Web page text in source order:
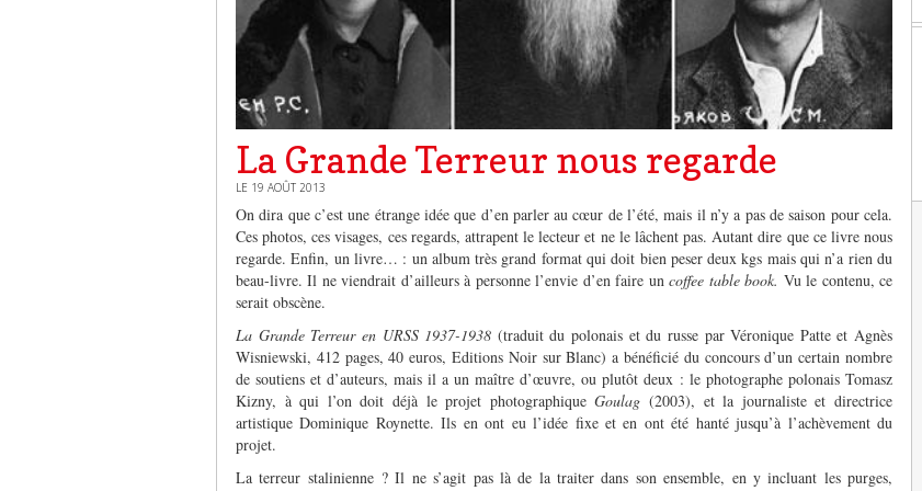
La Grande Terreur nous regarde
LE 19 AOÛT 2013
On dira que c’est une étrange idée que d’en parler au cœur de l’été, mais il n’y a pas de saison pour cela.
Ces photos, ces visages, ces regards, attrapent le lecteur et ne le lâchent pas. Autant dire que ce livre nous
regarde. Enfin, un livre… : un album très grand format qui doit bien peser deux kgs mais qui n’a rien du
beau-livre. Il ne viendrait d’ailleurs à personne l’envie d’en faire uncoffee table book. Vu le contenu, ce
serait obscène.
La Grande Terreur en URSS 1937-1938 (traduit du polonais et du russe par Véronique Patte et Agnès
Wisniewski, 412 pages, 40 euros, Editions Noir sur Blanc) a bénéficié du concours d’un certain nombre
de soutiens et d’auteurs, mais il a un maître d’œuvre, ou plutôt deux : le photographe polonais Tomasz
Kizny, à qui l’on doit déjà le projet photographiqueGoulag (2003), et la journaliste et directrice
artistique Dominique Roynette. Ils en ont eu l’idée fixe et en ont été hanté jusqu’à l’achèvement du
projet.
La terreur stalinienne ? Il ne s’agit pas là de la traiter dans son ensemble, en y incluant les purges,